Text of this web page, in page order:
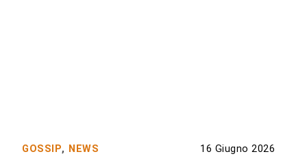
GOSSIP, NEWS 16 Giugno 2026